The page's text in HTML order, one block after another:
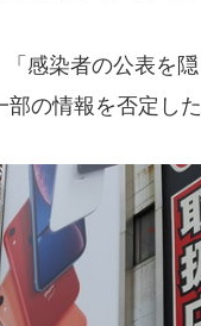
感染者の公表を
の情報を否定した